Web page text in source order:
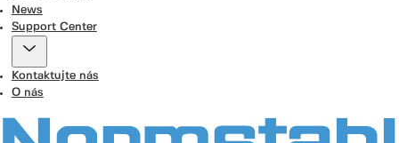
News
Support Center
Kontaktujte nás
O nás